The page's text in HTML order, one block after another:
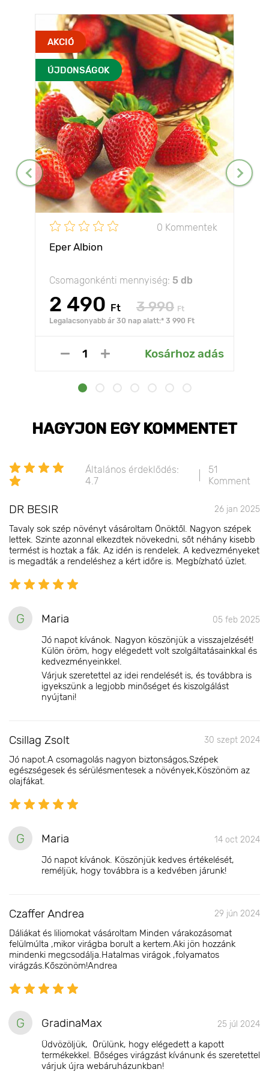
AKCIÓ
ÚJDONSÁGOK
0 Kommentek
Eper Albion
Csomagonkénti mennyiség: 5 db
2 490 Ft 3 990 Ft
Legalacsonyabb ár 30 nap alatt:* 3 990 Ft
Kosárhoz adás
HAGYJON EGY KOMMENTET
Általános érdeklődés:
4.7
51
Komment
DR BESIR 26 jan 2025
Tavaly sok szép növényt vásároltam Önöktől. Nagyon szépek
lettek. Szinte azonnal elkezdtek növekedni, sőt néhány kisebb
termést is hoztak a fák. Az idén is rendelek. A kedvezményeket
is megadták a rendeléshez a kért időre is. Megbízható üzlet.
G Maria 05 feb 2025
Jó napot kívánok. Nagyon köszönjük a visszajelzését!
Külön öröm, hogy elégedett volt szolgáltatásainkkal és
kedvezményeinkkel.
Várjuk szeretettel az idei rendelését is, és továbbra is
igyekszünk a legjobb minőséget és kiszolgálást
nyújtani!
Csillag Zsolt 30 szept 2024
Jó napot.A csomagolás nagyon biztonságos,Szépek
egészségesek és sérülésmentesek a növények,Köszönöm az
olajfákat.
G Maria 14 oct 2024
Jó napot kívánok. Köszönjük kedves értékelését,
reméljük, hogy továbbra is a kedvében járunk!
Czaffer Andrea 29 jún 2024
Dáliákat és liliomokat vásároltam Minden várakozásomat
felülmúlta ,mikor virágba borult a kertem.Aki jön hozzánk
mindenki megcsodálja.Hatalmas virágok ,folyamatos
virágzás.Kőszönöm!Andrea
G GradinaMax 25 júl 2024
Üdvözöljük, Örülünk, hogy elégedett a kapott
termékekkel. Bőséges virágzást kívánunk és szeretettel
várjuk újra webáruházunkban!